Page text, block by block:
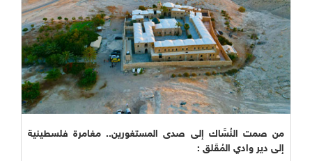
من صمت النُسَّاك إلى صدى المستغورين.. مغامرة فلسطينية
إلى دير وادي المُقَلق :